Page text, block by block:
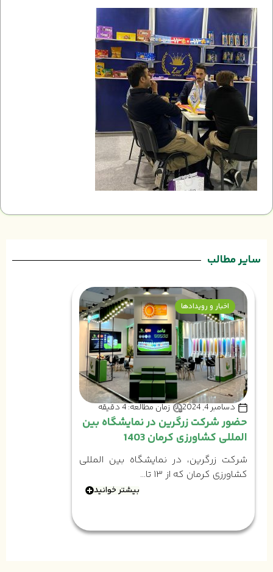
سایر مطالب
اخبار و رویدادها
دسامبر 4, 2024 زمان مطالعه: 4 دقیقه
حضور شرکت زرگرین در نمایشگاه بین
المللی کشاورزی کرمان 1403
شرکت زرگرین، در نمایشگاه بین المللی
کشاورزی کرمان که از ۱۳ تا...
بیشتر خوانید